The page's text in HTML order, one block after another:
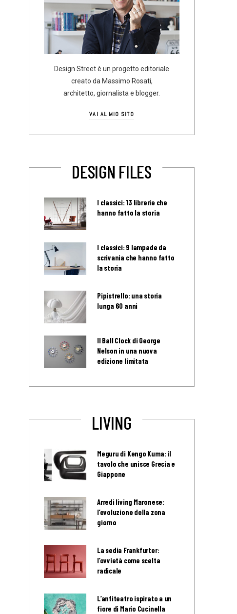
Design Street è un progetto editoriale
creato da Massimo Rosati,
architetto, giornalista e blogger.
VAI AL MIO SITO
DESIGN FILES
I classici: 13 librerie che
hanno fatto la storia
I classici: 9 lampade da
scrivania che hanno fatto
la storia
Pipistrello: una storia
lunga 60 anni
Il Ball Clock di George
Nelson in una nuova
edizione limitata
LIVING
Meguru di Kengo Kuma: il
tavolo che unisce Grecia e
Giappone
Arredi living Maronese:
l’evoluzione della zona
giorno
La sedia Frankfurter:
l’ovvietà come scelta
radicale
L’anfiteatro ispirato a un
fiore di Mario Cucinella